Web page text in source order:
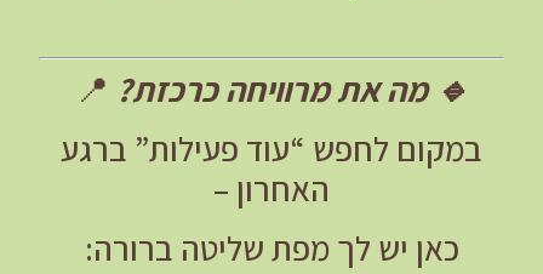
🔹מה את מרוויחה כרכזת? 📍
במקום לחפש “עוד פעילות” ברגע
האחרון –
כאן יש לך מפת שליטה ברורה: